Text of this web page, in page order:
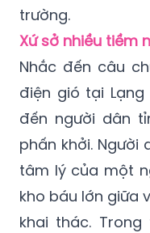
trường.
Xứ sở nhiều tiềm
Nhắc đến câu
điện gió tại
đến người dân
phấn khởi. Người
tâm lý của một
kho báu lớn giữa
khai thác.